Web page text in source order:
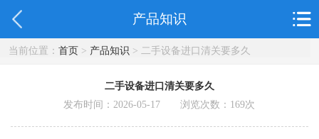
产品知识
当前位置： 首页> 产品知识 > 二手设备进口清关要多久
二手设备进口清关要多久
发布时间：2026-05-17 浏览次数： 169次